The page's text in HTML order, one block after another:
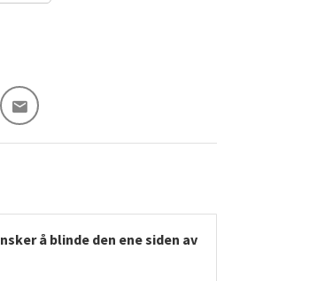
å blinde den ene siden av